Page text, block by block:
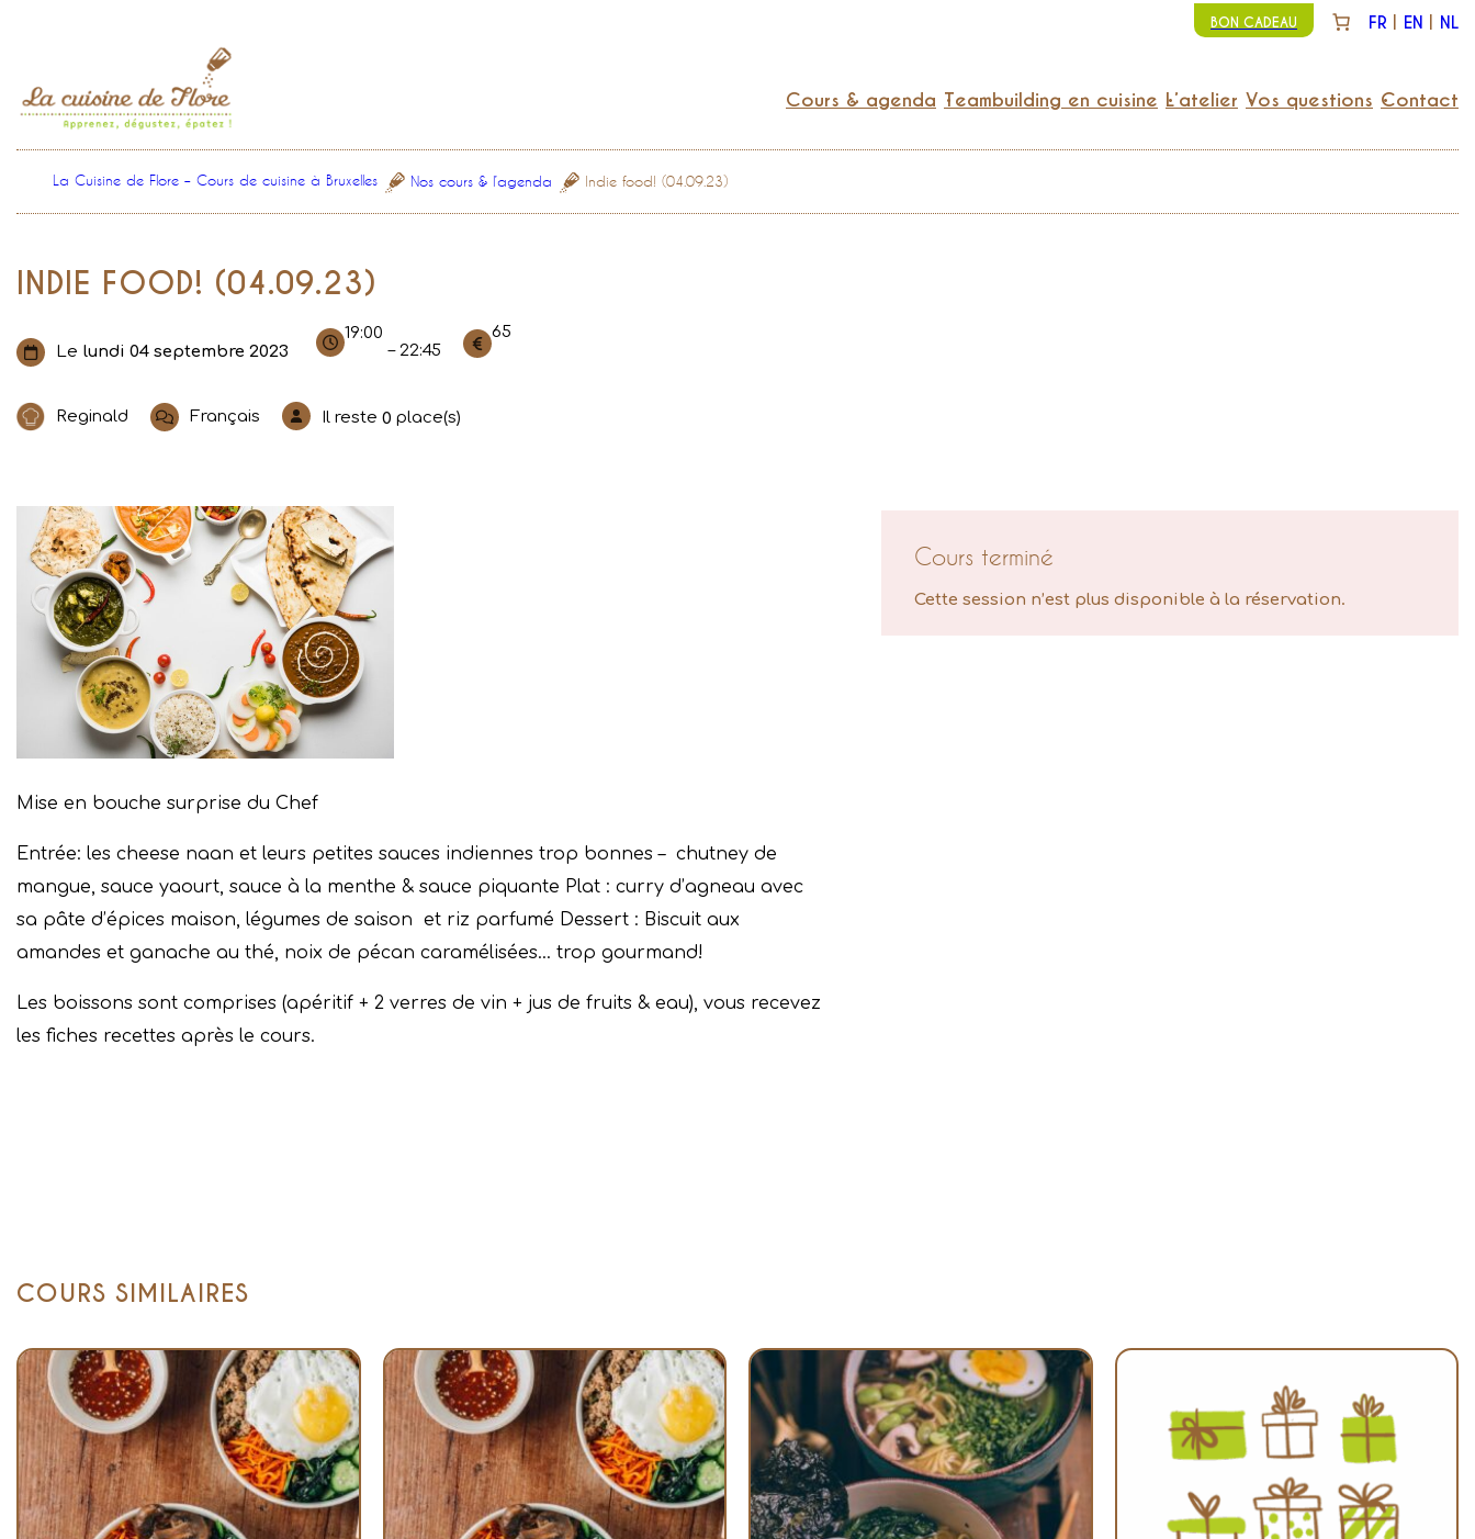
BON CADEAU FR EN NL
Cours & agenda Teambuilding en cuisine L’atelier Vos questions Contact
La Cuisine de Flore – Cours de cuisine à Bruxelles Nos cours & l’agenda Indie food! (04.09.23)
INDIE FOOD! (04.09.23)
Le lundi 04 septembre 2023
19:00
– 22:45
65
Reginald Français Il reste 0 place(s)
Mise en bouche surprise du Chef
Entrée: les cheese naan et leurs petites sauces indiennes trop bonnes – chutney de
mangue, sauce yaourt, sauce à la menthe & sauce piquante Plat : curry d’agneau avec
sa pâte d’épices maison, légumes de saison et riz parfumé Dessert : Biscuit aux
amandes et ganache au thé, noix de pécan caramélisées… trop gourmand!
Les boissons sont comprises (apéritif + 2 verres de vin + jus de fruits & eau), vous recevez
les fiches recettes après le cours.
Cours terminé
Cette session n’est plus disponible à la réservation.
COURS SIMILAIRES